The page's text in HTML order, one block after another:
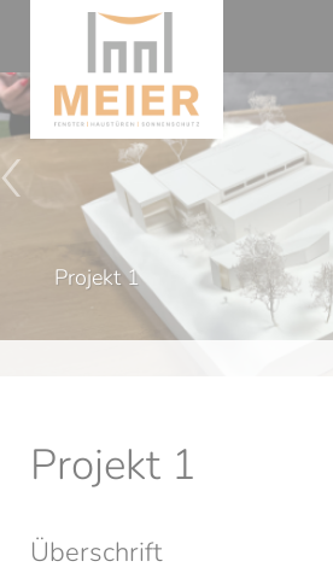
Referenzen.
Projekt 1
〈
Projekt 1
Überschrift